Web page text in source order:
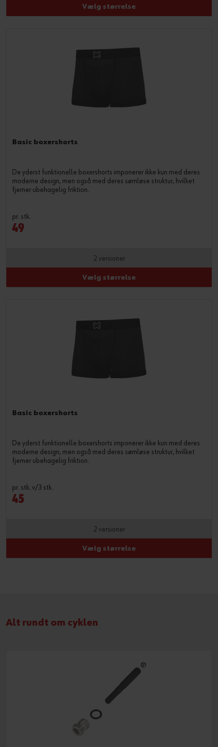
Vælg størrelse
Basic boxershorts
De yderst funktionelle boxershorts imponerer ikke kun med deres
moderne design, men også med deres sømløse struktur, hvilket
fjerner ubehagelig friktion.
pr. stk.
49
2 versioner
Vælg størrelse
Basic boxershorts
De yderst funktionelle boxershorts imponerer ikke kun med deres
moderne design, men også med deres sømløse struktur, hvilket
fjerner ubehagelig friktion.
pr. stk. v/3 stk.
45
2 versioner
Vælg størrelse
Alt rundt om cyklen